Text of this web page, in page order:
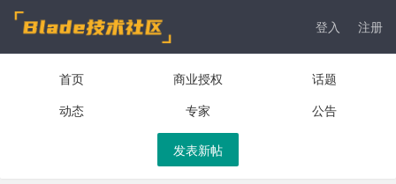
登入 注册
首页 商业授权
话题
动态
专家 公告
发表新帖